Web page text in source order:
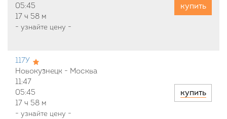
05:45
17 ч 58 м
- узнайте цену -
купить
117У
Новокузнецк - Москва
11:47
05:45
17 ч 58 м
- узнайте цену -
купить